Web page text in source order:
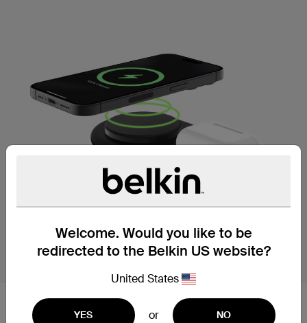
Welcome. Would you like to be
redirected to the Belkin US website?
United States
YES or NO
配备 Qi2